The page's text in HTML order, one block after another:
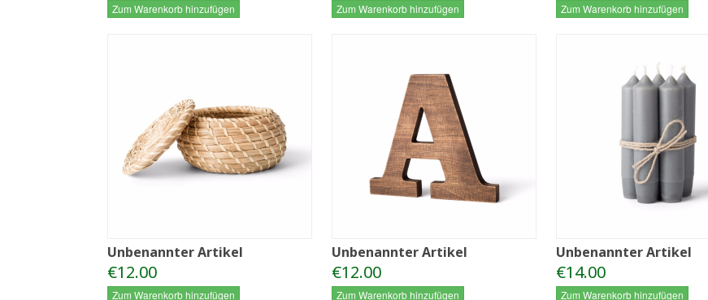
Zum Warenkorb hinzufügen Zum Warenkorb hinzufügen Zum Warenkorb hinzufügen
Unbenannter Artikel
€12.00
Zum Warenkorb hinzufügen
Unbenannter Artikel
€12.00
Zum Warenkorb hinzufügen
Unbenannter Artikel
€14.00
Zum Warenkorb hinzufügen